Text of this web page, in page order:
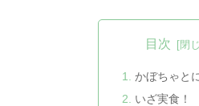
目次
かぼちゃと
いざ実食！